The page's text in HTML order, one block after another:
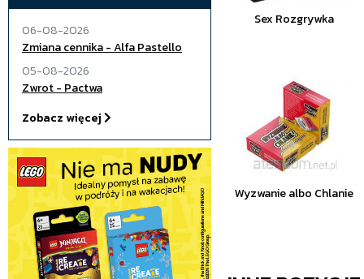
06-08-2026
Zmiana cennika - Alfa Pastello
05-08-2026
Zwrot - Pactwa
Zobacz więcej
Sex Rozgrywka
Wyzwanie albo Chlanie